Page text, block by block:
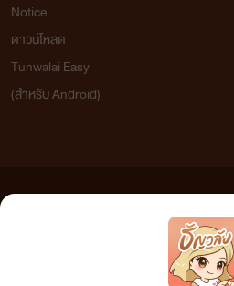
Notice
ดาวน์โหลด
Tunwalai Easy
(สำหรับ Android)
เว็บไซต์แห่งนี้ไม่ได้เห็นด้วยและไม่ขอรับผิดชอบต่อข้อความ
วิจารณญาณในการกลั่นกรองด้วยตนเอง และหากท่านพบข้
กรุณาแจ้งมาที่ tunwalai@ookbee.com เพื่อทีมงานจะได้ด
ลิขสิทธิ์ตามพระราชบัญญัติลิขสิทธิ์ (ฉบับเพิ่มเติม) พ.ศ.2558